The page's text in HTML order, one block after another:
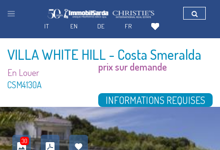
VILLA WHITE HILL - Costa Smeralda
En Louer
CSM4130A
prix sur demande
INFORMATIONS REQUISES
30
FR
DE
EN
IT